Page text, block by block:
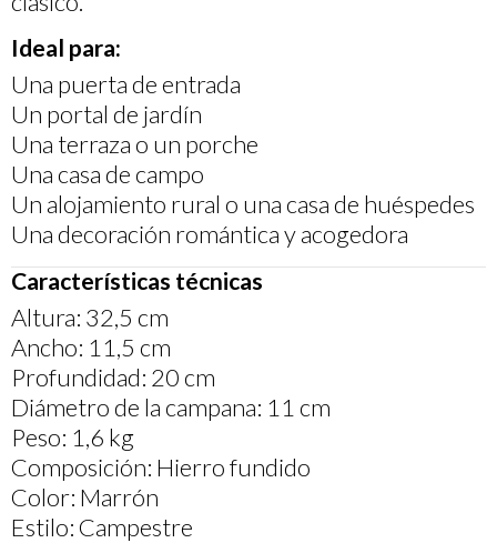
Ideal para:
Una puerta de entrada
Un portal de jardín
Una terraza o un porche
Una casa de campo
Un alojamiento rural o una casa de huéspedes
Una decoración romántica y acogedora
Características técnicas
Altura: 32,5 cm
Ancho: 11,5 cm
Profundidad: 20 cm
Diámetro de la campana: 11 cm
Peso: 1,6 kg
Composición: Hierro fundido
Color: Marrón
Estilo: Campestre